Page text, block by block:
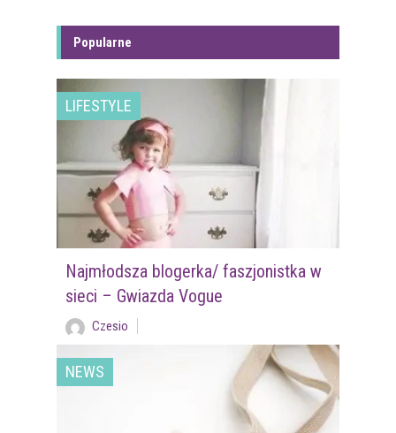
Popularne
LIFESTYLE
Najmłodsza blogerka/ faszjonistka w
sieci – Gwiazda Vogue
Czesio
NEWS